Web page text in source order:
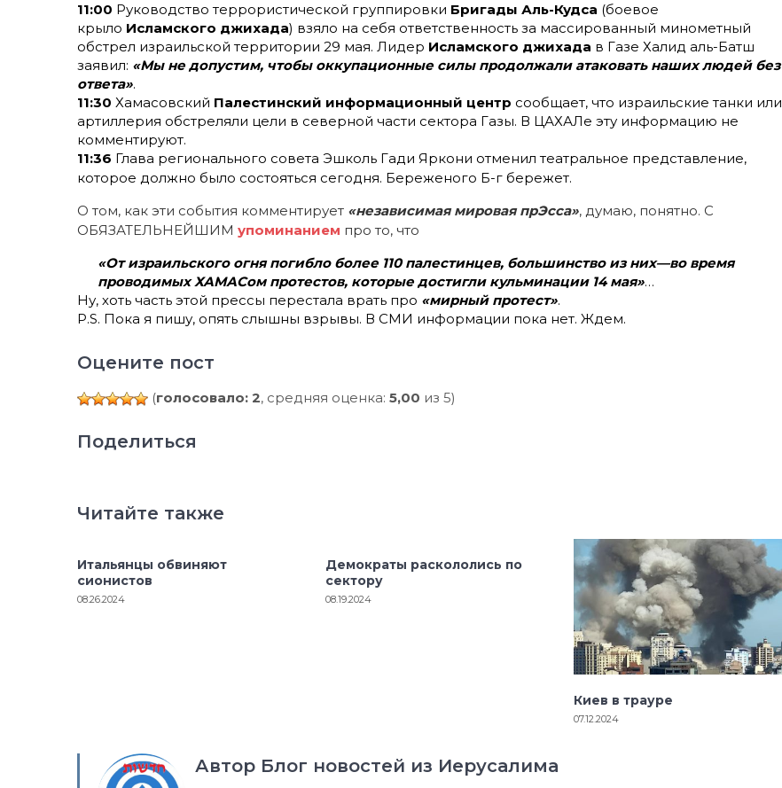
11:00 Руководство террористической группировки Бригады Аль-Кудса (боевое
крыло Исламского джихада) взяло на себя ответственность за массированный минометный
обстрел израильской территории 29 мая. Лидер Исламского джихада в Газе Халид аль-Батш
заявил: «Мы не допустим, чтобы оккупационные силы продолжали атаковать наших людей без
ответа».
11:30 Хамасовский Палестинский информационный центр сообщает, что израильские танки или
артиллерия обстреляли цели в северной части сектора Газы. В ЦАХАЛе эту информацию не
комментируют.
11:36 Глава регионального совета Эшколь Гади Яркони отменил театральное представление,
которое должно было состояться сегодня. Береженого Б-г бережет.
О том, как эти события комментирует «независимая мировая прЭсса», думаю, понятно. С
ОБЯЗАТЕЛЬНЕЙШИМ упоминанием про то, что
«От израильского огня погибло более 110 палестинцев, большинство из них—во время
проводимых ХАМАСом протестов, которые достигли кульминации 14 мая»…
Ну, хоть часть этой прессы перестала врать про «мирный протест».
P.S. Пока я пишу, опять слышны взрывы. В СМИ информации пока нет. Ждем.
Оцените пост
(голосовало: 2, средняя оценка: 5,00 из 5)
Поделиться
Читайте также
Итальянцы обвиняют
сионистов
08.26.2024
Демократы раскололись по
сектору
08.19.2024
Киев в трауре
07.12.2024
Автор Блог новостей из Иерусалима